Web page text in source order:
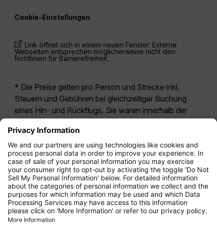
Cookie-Einstellungen
Link öffnet sich in einem neuen Fenster. Externe
Webseiten entsprechen möglicherweise nicht den
Richtlinien für Barrierefreiheit.
* Die Preise gelten pro Person und Strecke inkl.
Steuern und Gebühren bei gleichzeitiger Buchung
eines Hin- und Rückflugs. Sie waren innerhalb der
möglicherweise nicht mehr aktuell. Bei den für die
Economy Class angegebenen Tarifen handelt es
sich i.d.R. um Economy Zero, unsere restriktivste
Tarifoption. Es können hierfür zusätzliche Gebühren
fürAufgabegepäckoder für andere optionale
Leistungen anfallen. Es gelten dieAllgemeinen
Geschäftsbedingungen .